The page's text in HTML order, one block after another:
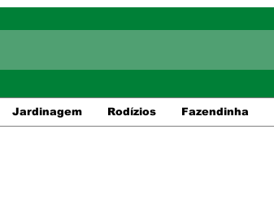
Jardinagem Rodízios Fazendinha